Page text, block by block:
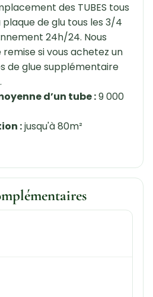
des TUBES tous
plaque de glu tous les 3/4
24h/24. Nous
si vous achetez un
de glue supplémentaire
d’un tube :9 000
:jusqu'à 80m²